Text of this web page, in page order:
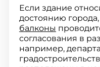
Если здание
достоянию города,
балконы
согласования в
например,